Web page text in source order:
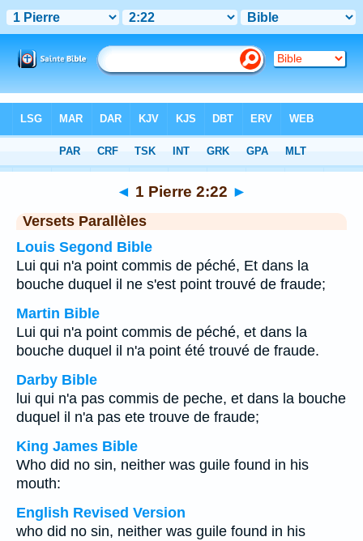
Chapitre 2> Verset 22
◄ 1 Pierre 2:22 ►
Versets Parallèles
Louis Segond Bible
Lui qui n'a point commis de péché, Et dans la
bouche duquel il ne s'est point trouvé de fraude;
Martin Bible
Lui qui n'a point commis de péché, et dans la
bouche duquel il n'a point été trouvé de fraude.
Darby Bible
lui qui n'a pas commis de peche, et dans la bouche
duquel il n'a pas ete trouve de fraude;
King James Bible
Who did no sin, neither was guile found in his
mouth:
English Revised Version
who did no sin, neither was guile found in his